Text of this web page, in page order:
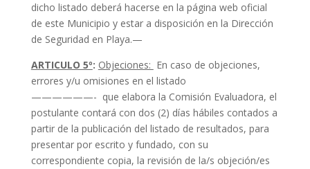
dicho listado deberá hacerse en la página web oficial
de este Municipio y estar a disposición en la Dirección
de Seguridad en Playa.—
ARTICULO 5º: Objeciones: En caso de objeciones,
errores y/u omisiones en el listado
——————- que elabora la Comisión Evaluadora, el
postulante contará con dos (2) días hábiles contados a
partir de la publicación del listado de resultados, para
presentar por escrito y fundado, con su
correspondiente copia, la revisión de la/s objeción/es